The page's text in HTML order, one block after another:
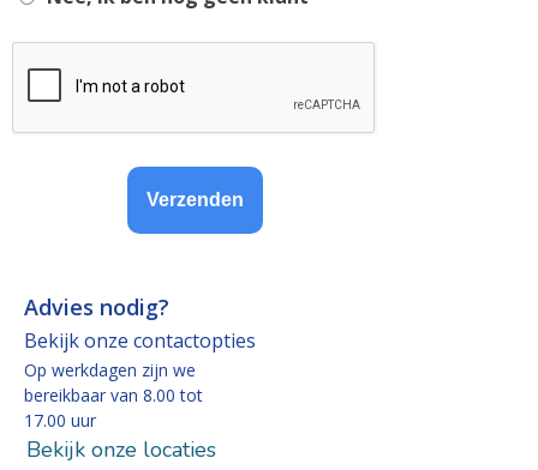
Verzenden
Advies nodig?
Bekijk onze contactopties
Op werkdagen zijn we
bereikbaar van 8.00 tot
17.00 uur
Bekijk onze locaties